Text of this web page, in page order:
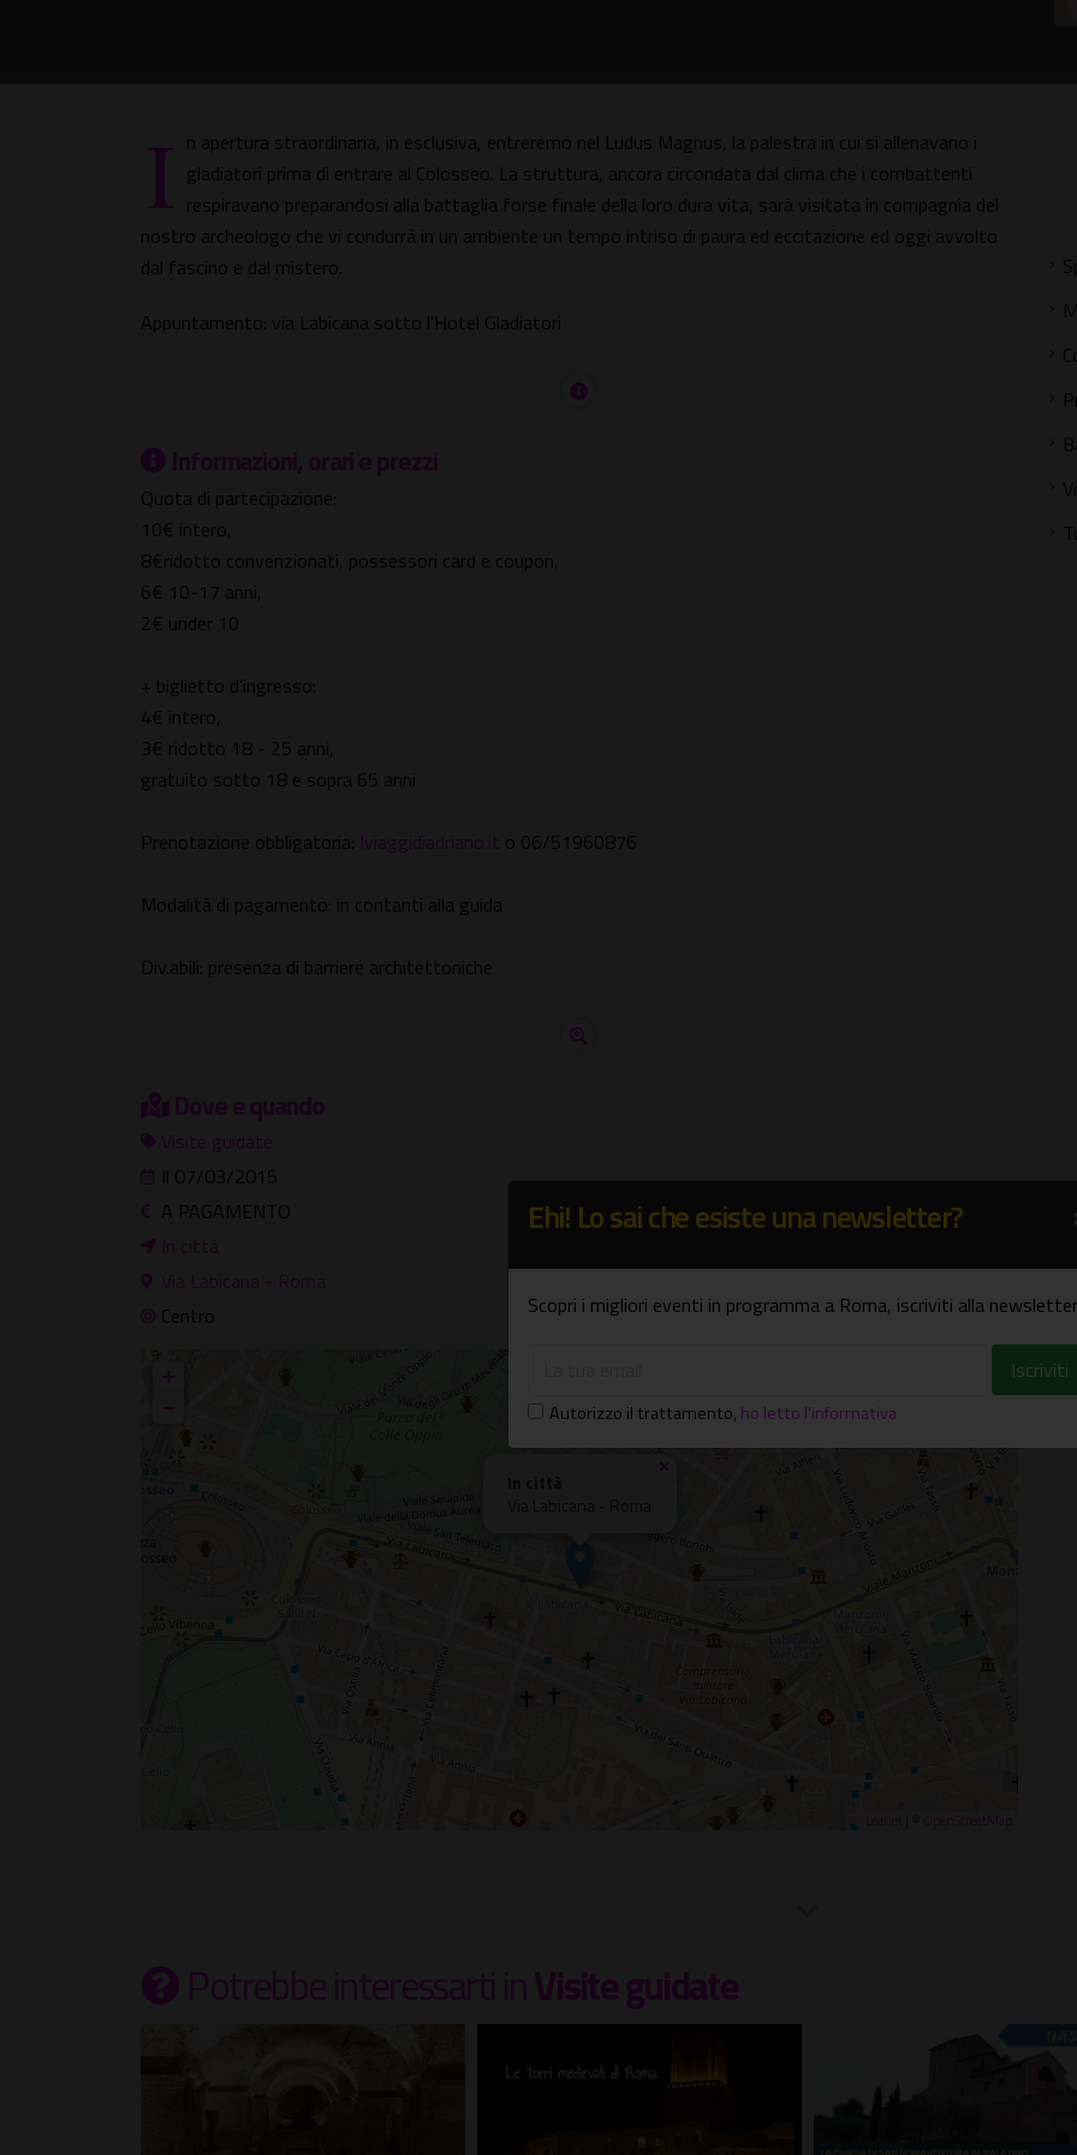
I n apertura straordinaria, in esclusiva, entreremo nel Ludus Magnus, la palestra in cui si allenavano i
gladiatori prima di entrare al Colosseo. La struttura, ancora circondata dal clima che i combattenti
respiravano preparandosi alla battaglia forse finale della loro dura vita, sarà visitata in compagnia del
nostro archeologo che vi condurrà in un ambiente un tempo intriso di paura ed eccitazione ed oggi avvolto
dal fascino e dal mistero.
Appuntamento: via Labicana sotto l'Hotel Gladiatori
Informazioni, orari e prezzi
Quota di partecipazione:
10€ intero,
8€ridotto convenzionati, possessori card e coupon,
6€ 10-17 anni,
2€ under 10
+ biglietto d'ingresso:
4€ intero,
3€ ridotto 18 - 25 anni,
gratuito sotto 18 e sopra 65 anni
Prenotazione obbligatoria: Iviaggidiadriano.it o 06/51960876
Modalità di pagamento: in contanti alla guida
Div.abili: presenza di barriere architettoniche
Dove e quando
Visite guidate
Il 07/03/2015
A PAGAMENTO
In città
Via Labicana - Roma
Centro
×
+
−
Potrebbe interessartiinVisite guidate
Ehi! Lo sai che esiste una newsletter?
Scopri i migliori eventi in programma a Roma, iscriviti alla
Autorizzo il trattamento, ho letto l'informativa